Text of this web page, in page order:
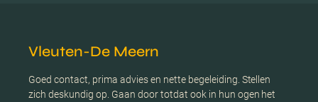
Vleuten-De Meern
Goed contact, prima advies en nette begeleiding. Stellen
zich deskundig op. Gaan door totdat ook in hun ogen het